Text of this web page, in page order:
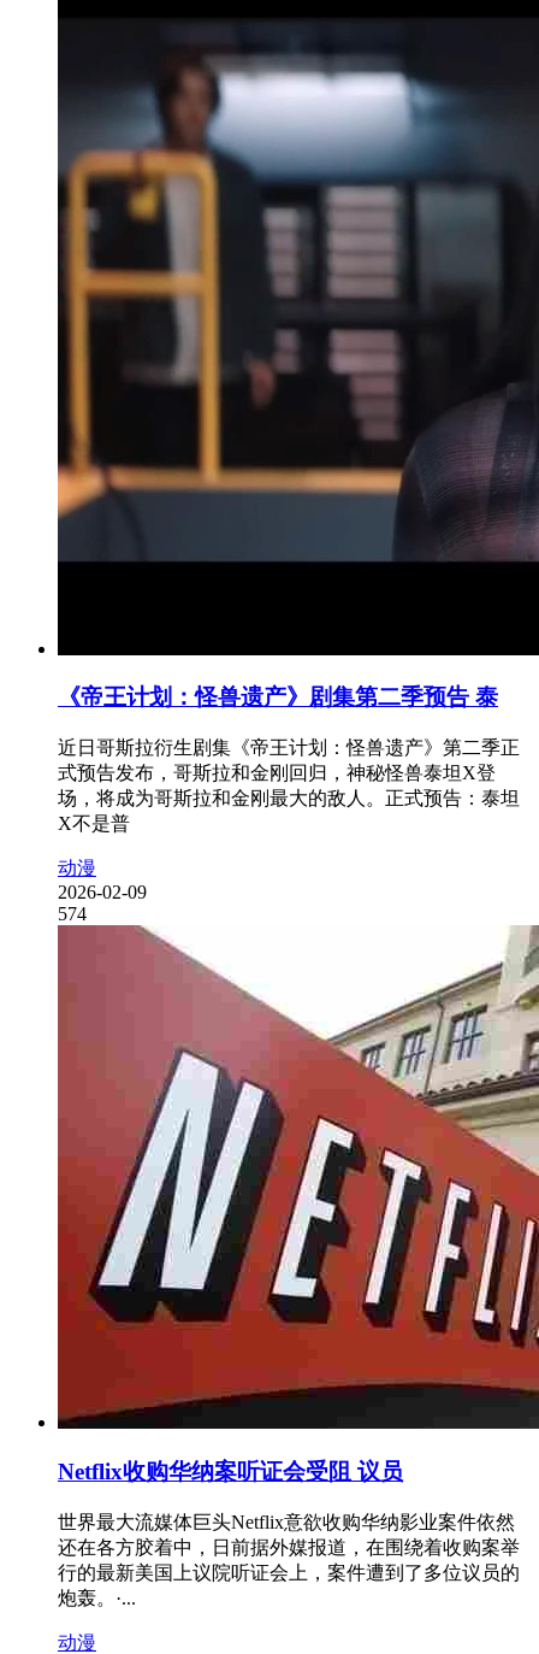
《帝王计划：怪兽遗产》剧集第二季预告 泰
近日哥斯拉衍生剧集《帝王计划：怪兽遗产》第二季正
式预告发布，哥斯拉和金刚回归，神秘怪兽泰坦X登
场，将成为哥斯拉和金刚最大的敌人。正式预告：泰坦
X不是普
动漫
2026-02-09
574
Netflix收购华纳案听证会受阻 议员
世界最大流媒体巨头Netflix意欲收购华纳影业案件依然
还在各方胶着中，日前据外媒报道，在围绕着收购案举
行的最新美国上议院听证会上，案件遭到了多位议员的
炮轰。·...
动漫